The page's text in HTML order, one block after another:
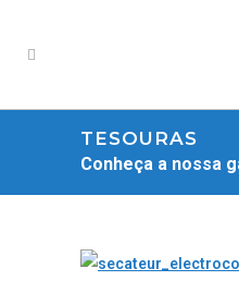
TESOURAS
Conheça a nossa